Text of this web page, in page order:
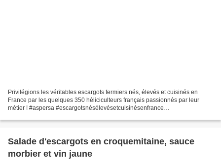
Privilégions les véritables escargots fermiers nés, élevés et cuisinés en
France par les quelques 350 héliciculteurs français passionnés par leur
métier ! #aspersa #escargotsnésélevésetcuisinésenfrance
Salade d'escargots en croquemitaine, sauce
morbier et vin jaune